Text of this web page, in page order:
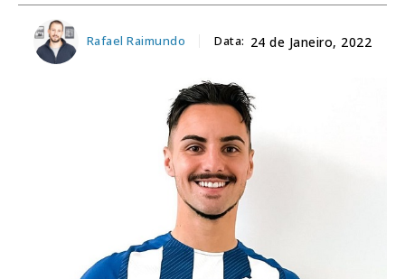
Rafael Raimundo Data: 24 de Janeiro, 2022